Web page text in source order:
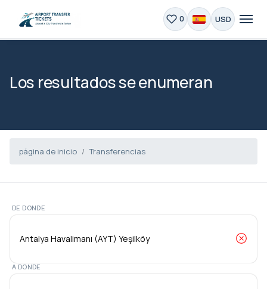
0 USD
Los resultados se enumeran
página de inicio Transferencias
DE DONDE
A DONDE